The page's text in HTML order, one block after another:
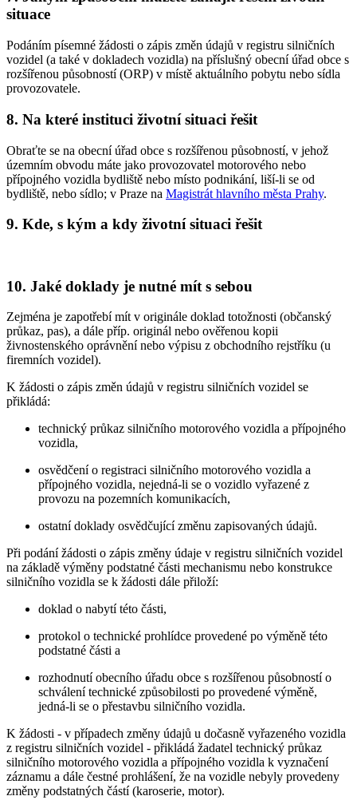
situace
Podáním písemné žádosti o zápis změn údajů v registru silničních
vozidel (a také v dokladech vozidla) na příslušný obecní úřad obce s
rozšířenou působností (ORP) v místě aktuálního pobytu nebo sídla
provozovatele.
8. Na které instituci životní situaci řešit
Obraťte se na obecní úřad obce s rozšířenou působností, v jehož
územním obvodu máte jako provozovatel motorového nebo
přípojného vozidla bydliště nebo místo podnikání, liší-li se od
bydliště, nebo sídlo; v Praze na Magistrát hlavního města Prahy.
9. Kde, s kým a kdy životní situaci řešit
10. Jaké doklady je nutné mít s sebou
Zejména je zapotřebí mít v originále doklad totožnosti (občanský
průkaz, pas), a dále příp. originál nebo ověřenou kopii
živnostenského oprávnění nebo výpisu z obchodního rejstříku (u
firemních vozidel).
K žádosti o zápis změn údajů v registru silničních vozidel se
přikládá:
technický průkaz silničního motorového vozidla a přípojného
vozidla,
osvědčení o registraci silničního motorového vozidla a
přípojného vozidla, nejedná-li se o vozidlo vyřazené z
provozu na pozemních komunikacích,
ostatní doklady osvědčující změnu zapisovaných údajů.
Při podání žádosti o zápis změny údaje v registru silničních vozidel
na základě výměny podstatné části mechanismu nebo konstrukce
silničního vozidla se k žádosti dále přiloží:
doklad o nabytí této části,
protokol o technické prohlídce provedené po výměně této
podstatné části a
rozhodnutí obecního úřadu obce s rozšířenou působností o
schválení technické způsobilosti po provedené výměně,
jedná-li se o přestavbu silničního vozidla.
K žádosti - v případech změny údajů u dočasně vyřazeného vozidla
z registru silničních vozidel - přikládá žadatel technický průkaz
silničního motorového vozidla a přípojného vozidla k vyznačení
záznamu a dále čestné prohlášení, že na vozidle nebyly provedeny
změny podstatných částí (karoserie, motor).